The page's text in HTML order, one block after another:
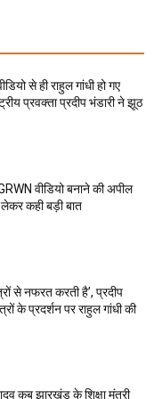
से ही राहुल गांधी हो गए
प्रवक्ता प्रदीप भंडारी ने झूठ
वीडियो बनाने की अपील
कही बड़ी बात
से नफरत करती है’, प्रदीप
के प्रदर्शन पर राहुल गांधी की
कब झारखंड के शिक्षा मंत्री